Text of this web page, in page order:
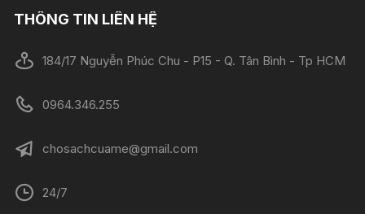
THÔNG TIN LIÊN HỆ
184/17 Nguyễn Phúc Chu - P15 - Q. Tân Bình - Tp HCM
0964.346.255
chosachcuame@gmail.com
24/7